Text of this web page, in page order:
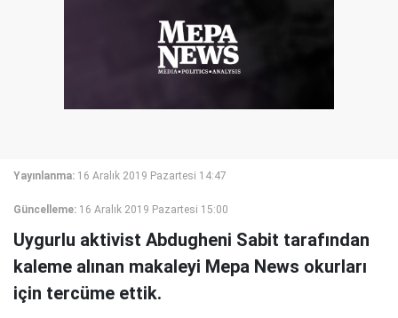
Yayınlanma: 16 Aralık 2019 Pazartesi 14:47
Güncelleme: 16 Aralık 2019 Pazartesi 15:00
Uygurlu aktivist Abdugheni Sabit tarafından
kaleme alınan makaleyi Mepa News okurları
için tercüme ettik.